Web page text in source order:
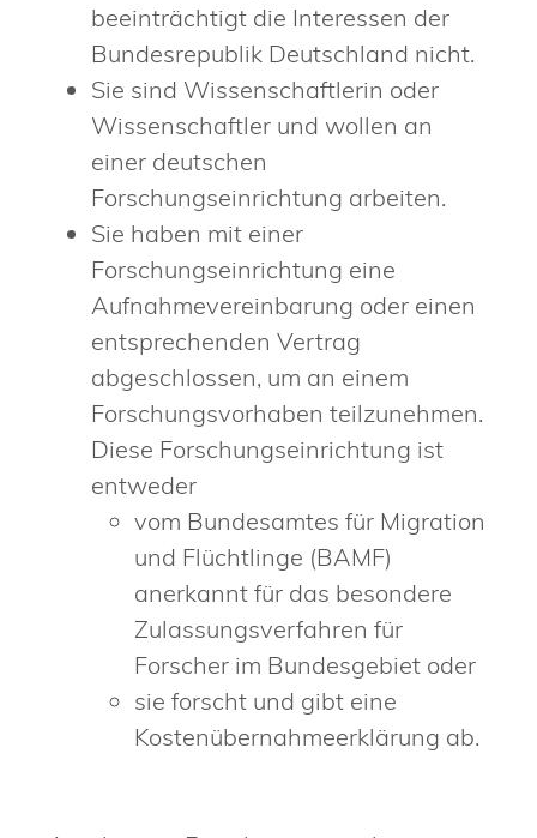
beeinträchtigt die Interessen der
Bundesrepublik Deutschland nicht.
Sie sind Wissenschaftlerin oder
Wissenschaftler und wollen an
einer deutschen
Forschungseinrichtung arbeiten.
Sie haben mit einer
Forschungseinrichtung eine
Aufnahmevereinbarung oder einen
entsprechenden Vertrag
abgeschlossen, um an einem
Forschungsvorhaben teilzunehmen.
Diese Forschungseinrichtung ist
entweder
vom Bundesamtes für Migration
und Flüchtlinge (BAMF)
anerkannt für das besondere
Zulassungsverfahren für
Forscher im Bundesgebiet oder
sie forscht und gibt eine
Kostenübernahmeerklärung ab.